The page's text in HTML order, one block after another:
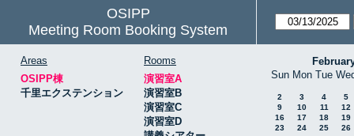
OSIPP
Meeting Room Booking System
Areas
OSIPP棟
千里エクステンション
Rooms
演習室A
演習室B
演習室C
演習室D
Sun Mon Tue
2 3 4
5
9
10 11
12
16
17 18
19
23
24 25 26